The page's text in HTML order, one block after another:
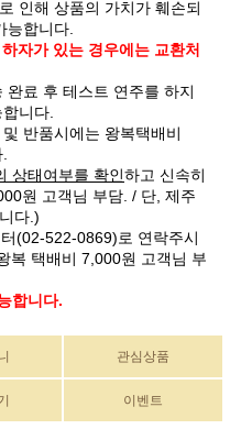
인해 상품의 가치가 훼손되
능합니다.
자가 있는 경우에는 교환처
료 후 테스트 연주를 하지
니다.
반품시에는 왕복택배비
상태여부를 확인하고 신속히
원 고객님 부담. / 단, 제주
다.)
(02-522-0869)로 연락주시
복 택배비 7,000원 고객님 부
합니다.
관심상품
이벤트